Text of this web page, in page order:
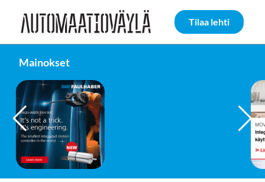
Siirry sivun sisältöön
Tilaa lehti
Mainokset
FAULHABER GROUP